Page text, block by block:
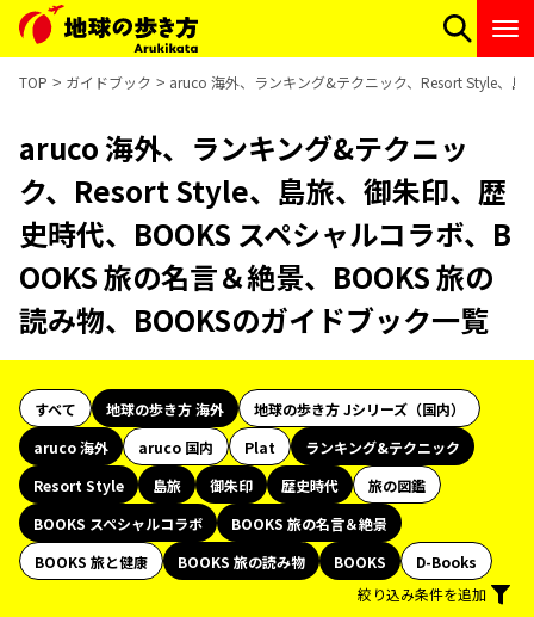
TOP ガイドブック aruco 海外、ランキング&テクニック、Resort Style、島
aruco 海外、ランキング&テクニッ
ク、Resort Style、島旅、御朱印、歴
史時代、BOOKS スペシャルコラボ、B
OOKS 旅の名言＆絶景、BOOKS 旅の
読み物、BOOKSのガイドブック一覧
すべて 地球の歩き方 海外
地球の歩き方 Jシリーズ（国内）
aruco 海外
aruco 国内 Plat
ランキング&テクニック
Resort Style
島旅 御朱印 歴史時代
旅の図鑑
BOOKS スペシャルコラボ
BOOKS 旅の名言＆絶景
BOOKS 旅と健康
BOOKS 旅の読み物 BOOKS
D-Books
絞り込み条件を追加